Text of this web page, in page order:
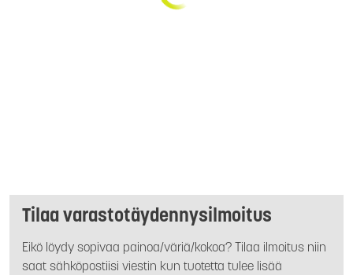
Tilaa varastotäydennysilmoitus
Eikö löydy sopivaa painoa/väriä/kokoa? Tilaa ilmoitus niin
saat sähköpostiisi viestin kun tuotetta tulee lisää